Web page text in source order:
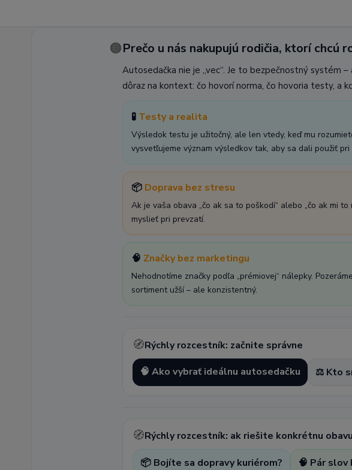
🟠Prečo u nás nakupujú rodičia, ktorí chcú
Autosedačka nie je „vec“. Je to bezpečnostný systém
dôraz na kontext: čo hovorí norma, čo hovoria testy, a
🧪 Testy a realita
Výsledok testu je užitočný, ale len vtedy, keď mu
vysvetľujeme význam výsledkov tak, aby sa dali použiť
📦 Doprava bez stresu
Ak je vaša obava „čo ak sa to poškodí“ alebo „čo ak mi
myslieť pri prevzatí.
🧠 Značky bez marketingu
Nehodnotíme značky podľa „prémiovej“ nálepky.
sortiment užší – ale konzistentný.
🧭Rýchly rozcestník: začnite správne
🧠 Ako vybrať ideálnu autosedačku
⚖️ Kto
🧭Rýchly rozcestník: ak riešite konkrétnu obavu
📦 Bojíte sa dopravy kuriérom? 🧠 Pár slov